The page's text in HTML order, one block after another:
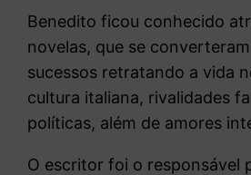
Benedito ficou conhecido
novelas, que se
sucessos retratando a vida
cultura italiana, rivalidades
políticas, além de amores
O escritor foi o responsável